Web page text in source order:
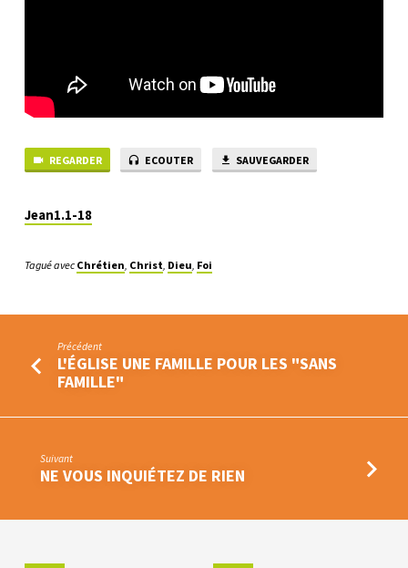
REGARDER ECOUTER SAUVEGARDER
Jean1.1-18
Tagué avec Chrétien Christ Dieu Foi
Précédent
L'ÉGLISE UNE FAMILLE POUR LES "SANS
FAMILLE"
Suivant
NE VOUS INQUIÉTEZ DE RIEN